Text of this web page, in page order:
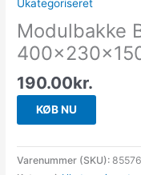
Ukategoriseret
Modulbakke
190.00kr.
KØB NU
Varenummer (SKU):